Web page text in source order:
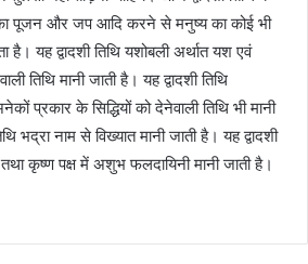
पूजन और जप आदि करने से मनुष्य का कोई भी
है। यह द्वादशी तिथि यशोबली अर्थात यश एवं
तिथि मानी जाती है। यह द्वादशी तिथि
प्रकार के सिद्धियों को देनेवाली तिथि भी मानी
भद्रा नाम से विख्यात मानी जाती है। यह द्वादशी
कृष्ण पक्ष में अशुभ फलदायिनी मानी जाती है।